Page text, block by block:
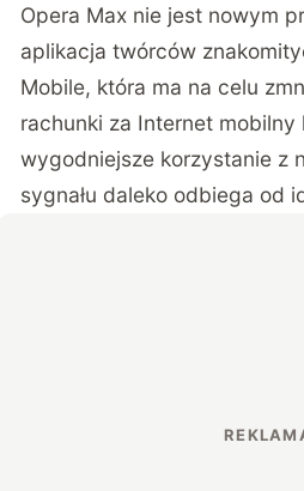
Opera Max nie jest nowym
aplikacja twórców
Mobile, która ma na celu
rachunki za Internet mobilny
wygodniejsze korzystanie z
sygnału daleko odbiega od